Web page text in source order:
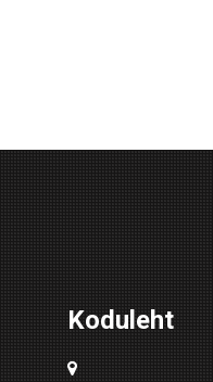
Koduleht